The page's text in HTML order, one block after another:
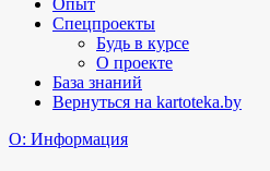
Опыт
Спецпроекты
Будь в курсе
О проекте
База знаний
Вернуться на kartoteka.by
O: Информация